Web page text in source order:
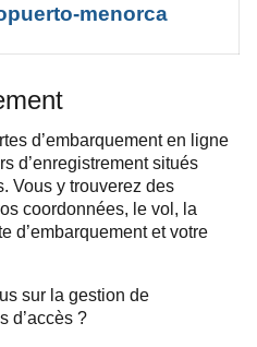
menorca
d’embarquement en ligne
d’enregistrement situés
Vous y trouverez des
coordonnées, le vol, la
d’embarquement et votre
sur la gestion de
d’accès ?